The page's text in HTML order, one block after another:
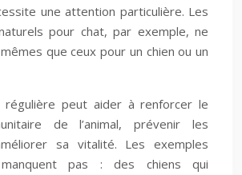
une attention particulière. Les
pour chat, par exemple, ne
que ceux pour un chien ou un
régulière peut aider à renforcer le
de l’animal, prévenir les
sa vitalité. Les exemples
pas : des chiens qui